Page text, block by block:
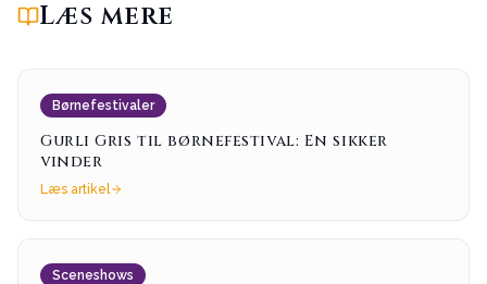
Læs mere
Børnefestivaler
Gurli Gris til børnefestival: En sikker
vinder
Læs artikel
Sceneshows